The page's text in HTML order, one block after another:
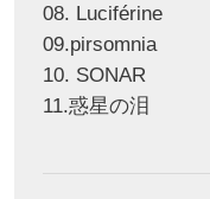
08. Luciférine
09.pirsomnia
10. SONAR
11.惑星の泪